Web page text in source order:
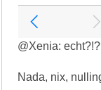
@Xenia:
Nada, nix,